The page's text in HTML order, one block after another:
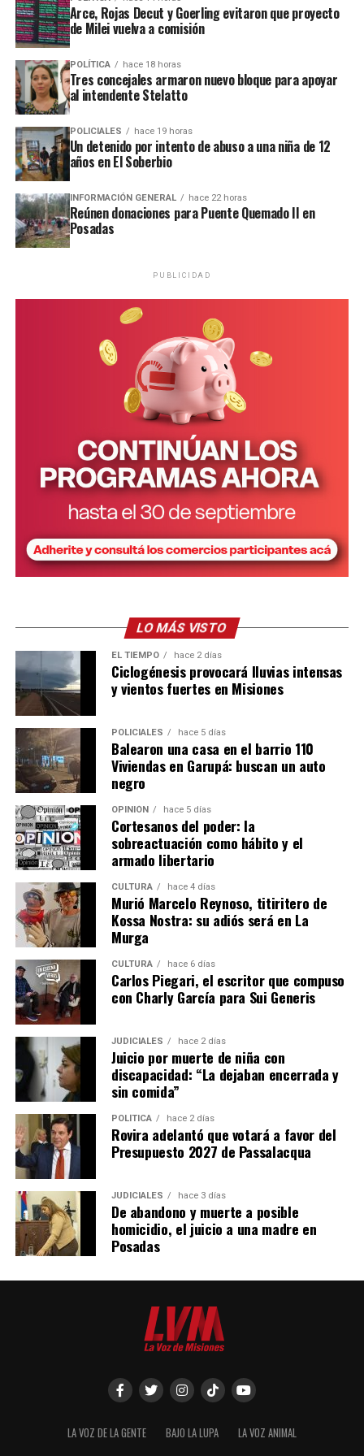
mayores novedades.
Arce, Rojas Decut y Goerling evitaron que proyecto
de Milei vuelva a comisión
POLÍTICA hace 18 horas
Tres concejales armaron nuevo bloque para apoyar
al intendente Stelatto
POLICIALES hace 19 horas
Un detenido por intento de abuso a una niña de 12
años en El Soberbio
INFORMACIÓN GENERAL hace 22 horas
Reúnen donaciones para Puente Quemado II en
Posadas
PUBLICIDAD
LO MÁS VISTO
EL TIEMPO hace 2 días
Ciclogénesis provocará lluvias intensas
y vientos fuertes en Misiones
POLICIALES hace 5 días
Balearon una casa en el barrio 110
Viviendas en Garupá: buscan un auto
negro
OPINIÓN hace 5 días
Cortesanos del poder: la
sobreactuación como hábito y el
armado libertario
CULTURA hace 4 días
Murió Marcelo Reynoso, titiritero de
Kossa Nostra: su adiós será en La
Murga
CULTURA hace 6 días
Carlos Piegari, el escritor que compuso
con Charly García para Sui Generis
JUDICIALES hace 2 días
Juicio por muerte de niña con
discapacidad: “La dejaban encerrada y
sin comida”
POLÍTICA hace 2 días
Rovira adelantó que votará a favor del
Presupuesto 2027 de Passalacqua
JUDICIALES hace 3 días
De abandono y muerte a posible
homicidio, el juicio a una madre en
Posadas
LA VOZ DE LA GENTE BAJO LA LUPA LA VOZ ANIMAL